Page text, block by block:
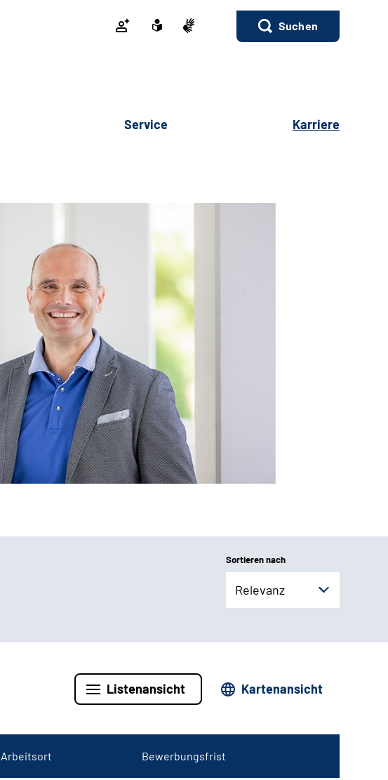
Suchen
Service Karriere
Sortieren nach
Relevanz
Listenansicht Kartenansicht
Arbeitsort Bewerbungsfrist